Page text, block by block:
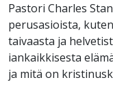
Pastori Charles
perusasioista,
taivaasta ja
iankaikkisesta
ja mitä on